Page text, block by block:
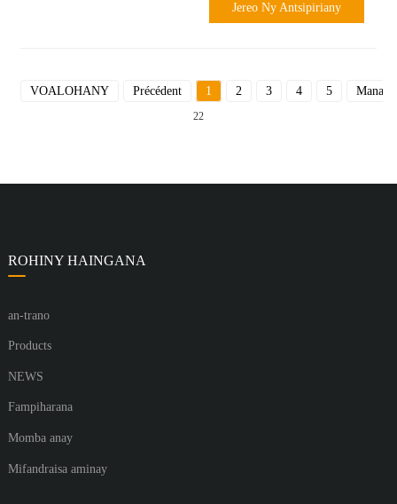
Jereo Ny Antsipiriany
VOALOHANY Précédent 1 2 3 4 5
22
ROHINY HAINGANA
an-trano
Products
NEWS
Fampiharana
Momba anay
Mifandraisa aminay